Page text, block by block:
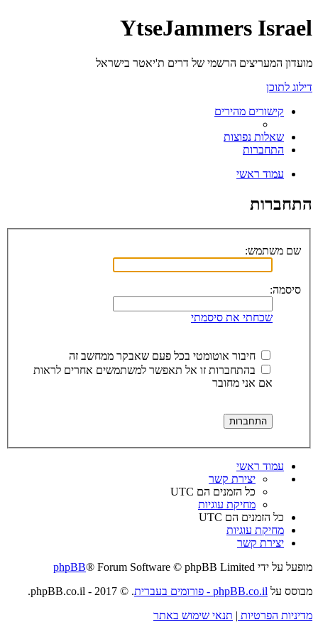
YtseJammers Israel
מועדון המעריצים הרשמי של דרים ת'יאטר בישראל
דילוג לתוכן
קישורים מהירים
שאלות נפוצות
התחברות
עמוד ראשי
התחברות
שם משתמש:
סיסמה:
שכחתי את סיסמתי
חיבור אוטומטי בכל פעם שאבקר ממחשב זה
בהתחברות זו אל תאפשר למשתמשים אחרים לראות
אם אני מחובר
עמוד ראשי
יצירת קשר
כל הזמנים הם UTC
מחיקת עוגיות
כל הזמנים הם UTC
מחיקת עוגיות
יצירת קשר
מופעל על ידי
phpBB® Forum Software © phpBB Limited
מבוסס על phpBB.co.il - פורומים בעברית
. © 2017 - phpBB.co.il.
מדיניות הפרטיות | תנאי שימוש באתר